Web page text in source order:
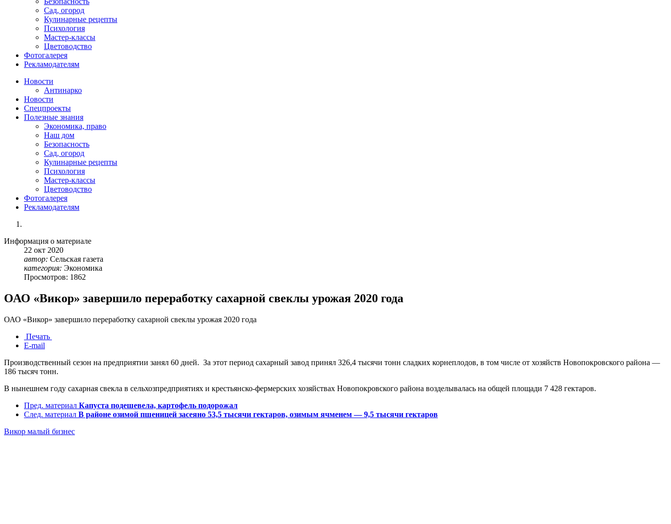
Сад, огород
Кулинарные рецепты
Психология
Мастер-классы
Цветоводство
Фотогалерея
Рекламодателям
Новости
Антинарко
Новости
Спецпроекты
Полезные знания
Экономика, право
Наш дом
Безопасность
Сад, огород
Кулинарные рецепты
Психология
Мастер-классы
Цветоводство
Фотогалерея
Рекламодателям
Информация о материале
22 окт 2020
автор: Сельская газета
категория: Экономика
Просмотров: 1862
ОАО «Викор» завершило переработку сахарной свеклы урожая 2020 года
ОАО «Викор» завершило переработку сахарной свеклы урожая 2020 года
Печать
E-mail
Производственный сезон на предприятии занял 60 дней. За этот период сахарный завод принял 326,4 тысячи тонн сладких корнеплодов, в том числе от хозяйств Новопокровского района —
186 тысяч тонн.
В нынешнем году сахарная свекла в сельхозпредприятиях и крестьянско-фермерских хозяйствах Новопокровского района возделывалась на общей площади 7 428 гектаров.
Пред. материал Капуста подешевела, картофель подорожал
След. материал В районе озимой пшеницей засеяно 53,5 тысячи гектаров, озимым ячменем — 9,5 тысячи гектаров
Викор малый бизнес